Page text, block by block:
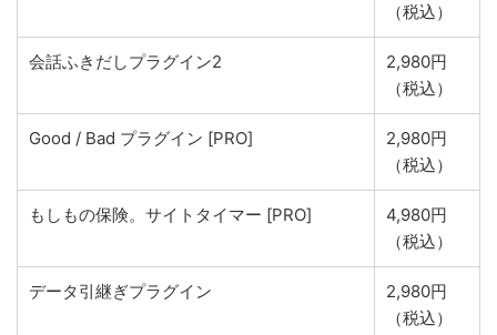
（税込）
会話ふきだしプラグイン2
2,980円
（税込）
Good / Bad プラグイン [PRO]
2,980円
（税込）
もしもの保険。サイトタイマー [PRO]
4,980円
（税込）
データ引継ぎプラグイン
2,980円
（税込）